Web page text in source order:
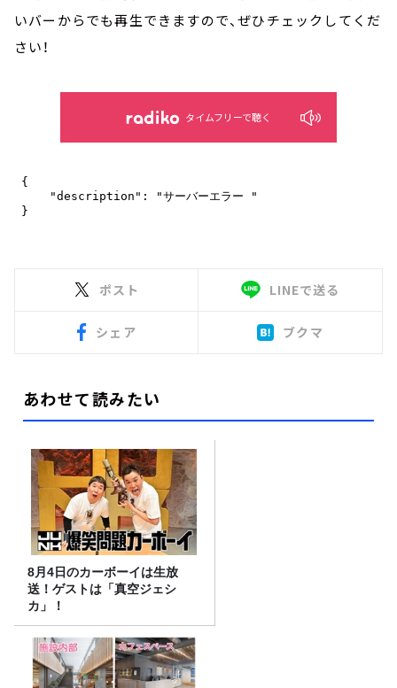
いバーからでも再生できますので、ぜひチェックしてくだ
さい！
タイムフリーで聴く
ポスト LINEで送る
シェア ブクマ
あわせて読みたい
8月4日のカーボーイは生放
送！ゲストは「真空ジェシ
カ」！